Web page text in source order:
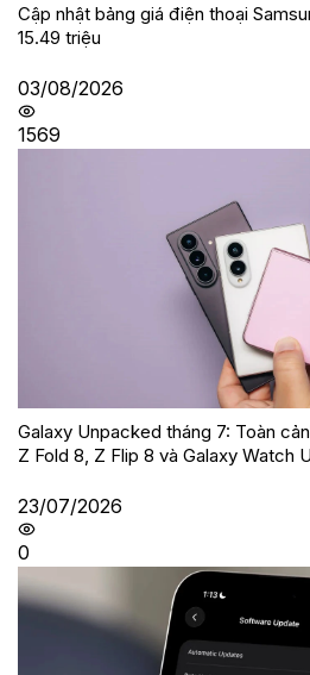
Cập nhật bảng giá điện thoại
15.49 triệu
03/08/2026
1569
Galaxy Unpacked tháng 7: Toàn
Z Fold 8, Z Flip 8 và Galaxy Watch
23/07/2026
0